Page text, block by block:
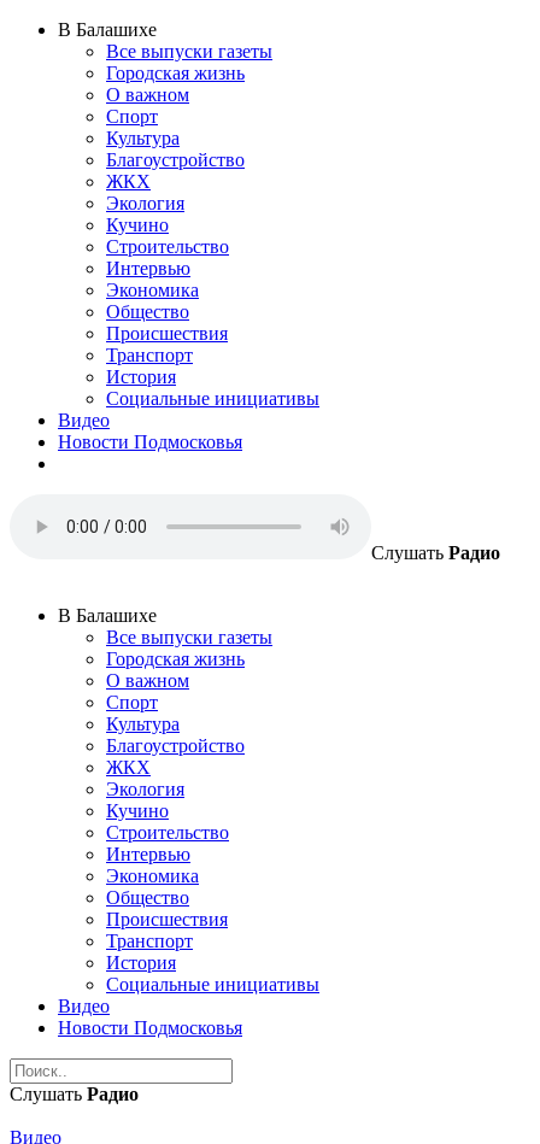
В Балашихе
Все выпуски газеты
Городская жизнь
О важном
Спорт
Культура
Благоустройство
ЖКХ
Экология
Кучино
Строительство
Интервью
Экономика
Общество
Происшествия
Транспорт
История
Социальные инициативы
Видео
Новости Подмосковья
Слушать Радио
В Балашихе
Все выпуски газеты
Городская жизнь
О важном
Спорт
Культура
Благоустройство
ЖКХ
Экология
Кучино
Строительство
Интервью
Экономика
Общество
Происшествия
Транспорт
История
Социальные инициативы
Видео
Новости Подмосковья
Слушать Радио
Видео